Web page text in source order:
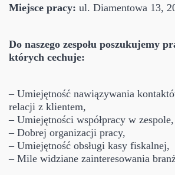
Miejsce pracy: ul. Diamentowa 13,
Do naszego zespołu poszukujemy
których cechuje:
– Umiejętność nawiązywania
relacji z klientem,
– Umiejętności współpracy w zespole,
– Dobrej organizacji pracy,
– Umiejętność obsługi kasy fiskalnej,
– Mile widziane zainteresowania